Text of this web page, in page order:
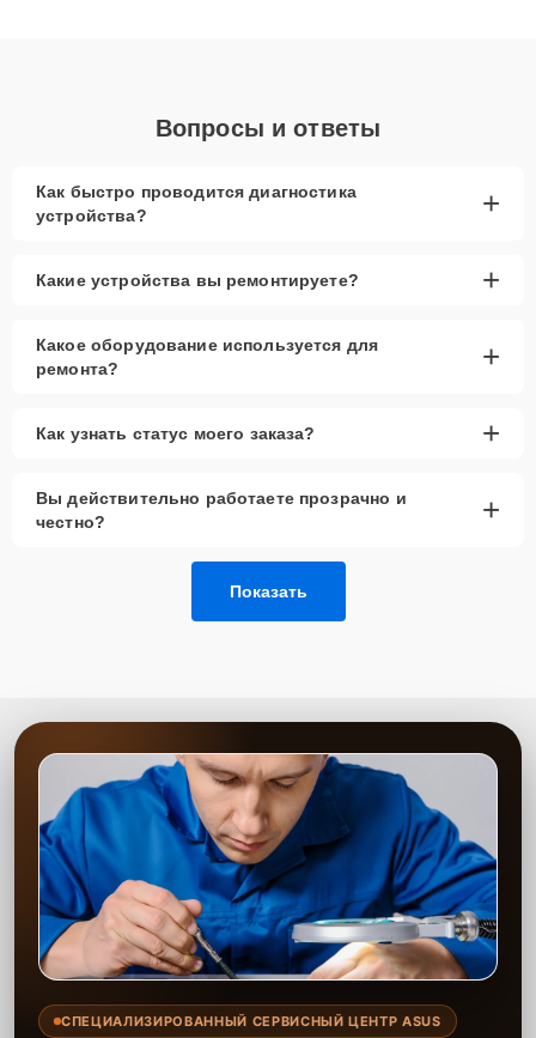
Вопросы и ответы
Как быстро проводится диагностика
устройства?
+
Какие устройства вы ремонтируете? +
Какое оборудование используется для
ремонта?
+
Как узнать статус моего заказа? +
Вы действительно работаете прозрачно и
честно?
+
Показать
СПЕЦИАЛИЗИРОВАННЫЙ СЕРВИСНЫЙ ЦЕНТР ASUS